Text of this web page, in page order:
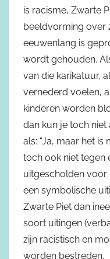
is racisme, Zwarte
beeldvorming over
eeuwenlang is
wordt gehouden.
van die karikatuur,
vernederd voelen,
kinderen worden
dan kun je toch
als: “Ja, maar het
toch ook niet tegen
uitgescholden voor
een symbolische
Zwarte Piet dan
soort uitingen
zijn racistisch en
worden bestreden.